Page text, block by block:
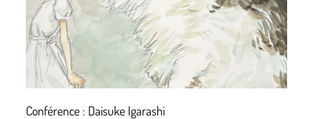
Conférence : Daisuke Igarashi